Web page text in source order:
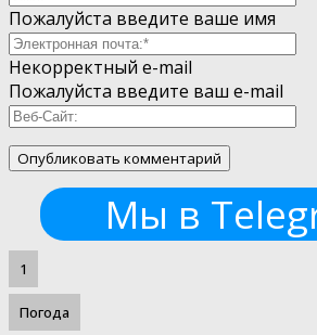
Пожалуйста введите ваше имя
Некорректный e-mail
Пожалуйста введите ваш e-mail
Мы в
1
Погода